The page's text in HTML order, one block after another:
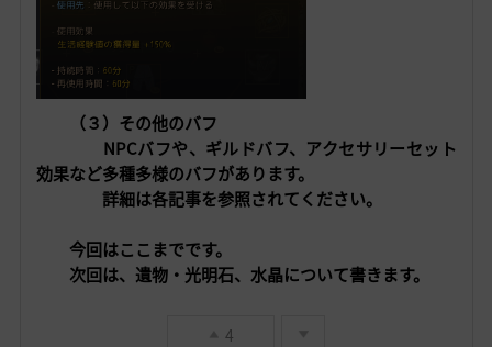
（３）その他のバフ
NPCバフや、ギルドバフ、 アクセサリーセット
効果など多種多様のバフがあります。
詳細は各記事を参照されてください。
今回はここまでです。
次回は、遺物・光明石、水晶について書きます。
4